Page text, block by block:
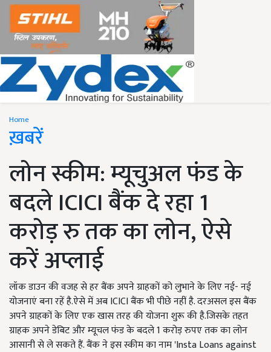
Home
ख़बरें
लोन स्कीम: म्यूचुअल फंड के
बदले ICICI बैंक दे रहा 1
करोड़ रु तक का लोन, ऐसे
करें अप्लाई
लॉक डाउन की वजह से हर बैंक अपने ग्राहकों को लुभाने के लिए नई- नई
योजनाएं बना रहें है.ऐसे में अब ICICI बैंक भी पीछे नहीं है. दरअसल इस बैंक
अपने ग्राहकों के लिए एक खास तरह की योजना शुरू की है.जिसके तहत
ग्राहक अपने डेबिट और म्यूचल फंड के बदले 1 करोड़ रुपए तक का लोन
आसानी से ले सकते हैं. बैंक ने इस स्कीम का नाम 'Insta Loans against